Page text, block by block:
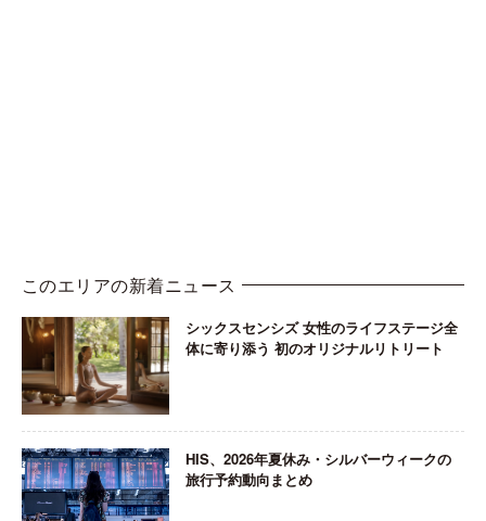
このエリアの新着ニュース
シックスセンシズ 女性のライフステージ全
体に寄り添う 初のオリジナルリトリート
HIS、2026年夏休み・シルバーウィークの
旅行予約動向まとめ